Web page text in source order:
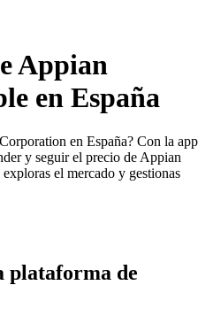
Appian
en España
en España? Con la app
y seguir el precio de Appian
el mercado y gestionas
plataforma de